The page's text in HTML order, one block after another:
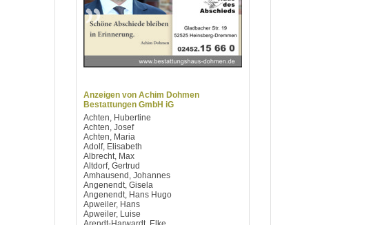
Anzeigen von Achim Dohmen
Bestattungen GmbH iG
Achten, Hubertine
Achten, Josef
Achten, Maria
Adolf, Elisabeth
Albrecht, Max
Altdorf, Gertrud
Amhausend, Johannes
Angenendt, Gisela
Angenendt, Hans Hugo
Apweiler, Hans
Apweiler, Luise